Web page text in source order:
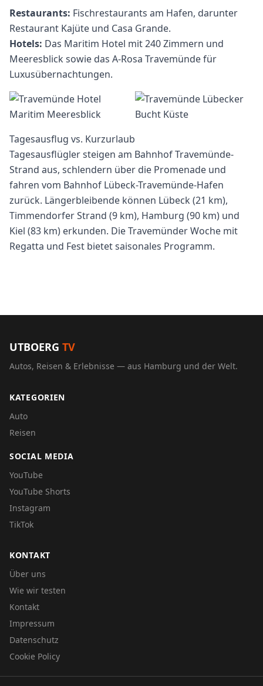
Restaurants: Fischrestaurants am Hafen, darunter
Restaurant Kajüte und Casa Grande.
Hotels: Das Maritim Hotel mit 240 Zimmern und
Meeresblick sowie das A-Rosa Travemünde für
Luxusübernachtungen.
Tagesausflug vs. Kurzurlaub
Tagesausflügler steigen am Bahnhof Travemünde-
Strand aus, schlendern über die Promenade und
fahren vom Bahnhof Lübeck-Travemünde-Hafen
zurück. Längerbleibende können Lübeck (21 km),
Timmendorfer Strand (9 km), Hamburg (90 km) und
Kiel (83 km) erkunden. Die Travemünder Woche mit
Regatta und Fest bietet saisonales Programm.
UTBOERG TV
Autos, Reisen & Erlebnisse — aus Hamburg und der Welt.
KATEGORIEN
Auto
Reisen
SOCIAL MEDIA
YouTube
YouTube Shorts
Instagram
TikTok
KONTAKT
Über uns
Wie wir testen
Kontakt
Impressum
Datenschutz
Cookie Policy